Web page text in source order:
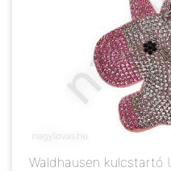
Waldhausen kulcstartó